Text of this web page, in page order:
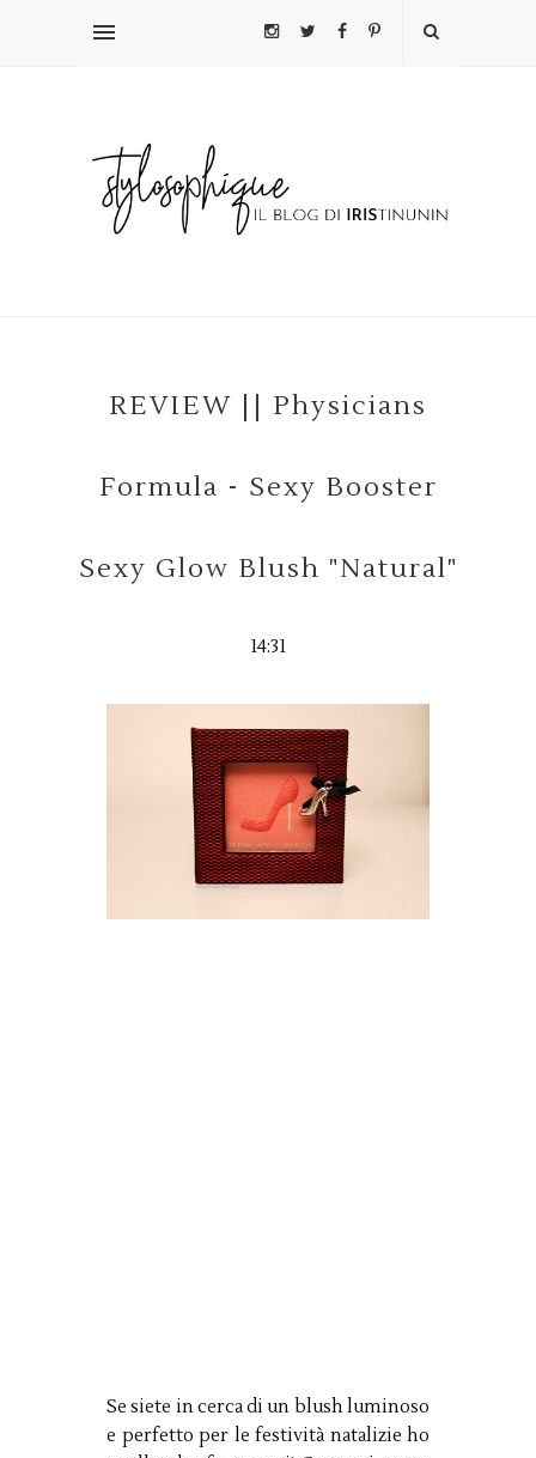
REVIEW || Physicians
Formula - Sexy Booster
Sexy Glow Blush "Natural"
14:31
Se siete in cerca di un blush luminoso
e perfetto per le festività natalizie ho